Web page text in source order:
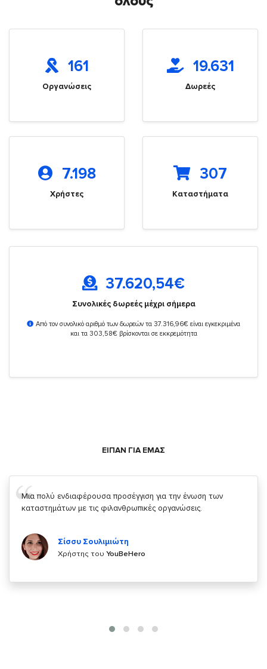
161
Οργανώσεις
19.631
Δωρεές
7.198
Χρήστες
307
Καταστήματα
37.620,54€
Συνολικές δωρεές μέχρι σήμερα
Από τον συνολικό αριθμό των δωρεών τα 37.316,96€ είναι εγκεκριμένα
και τα 303,58€ βρίσκονται σε εκκρεμότητα
ΕΙΠΑΝ ΓΙΑ ΕΜΑΣ
Μια πολύ ενδιαφέρουσα προσέγγιση για την ένωση των
καταστημάτων με τις φιλανθρωπικές οργανώσεις.
Σίσσυ Σουλιμιώτη
Χρήστης του YouBeHero